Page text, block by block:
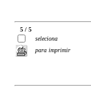
5 / 5
seleciona
para imprimir